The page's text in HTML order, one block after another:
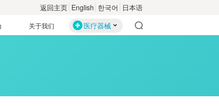
返回主页 English 한국어 日本语
关于我们 医疗器械